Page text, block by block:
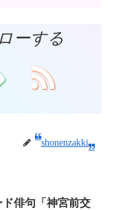
ーする
shonenzakki
ド俳句「神宮前交